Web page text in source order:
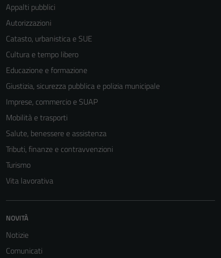
Appalti pubblici
Autorizzazioni
Catasto, urbanistica e SUE
Cultura e tempo libero
Educazione e formazione
Giustizia, sicurezza pubblica e polizia municipale
Imprese, commercio e SUAP
Mobilità e trasporti
Salute, benessere e assistenza
Tributi, finanze e contravvenzioni
Turismo
Vita lavorativa
NOVITÀ
Notizie
Comunicati